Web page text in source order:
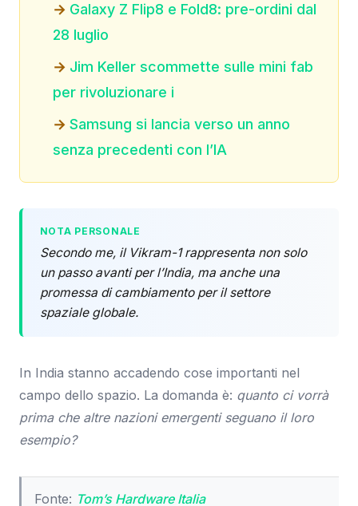
Galaxy Z Flip8 e Fold8: pre-ordini dal
28 luglio
Jim Keller scommette sulle mini fab
per rivoluzionare i
Samsung si lancia verso un anno
senza precedenti con l’IA
NOTA PERSONALE
Secondo me, il Vikram-1 rappresenta non solo
un passo avanti per l’India, ma anche una
promessa di cambiamento per il settore
spaziale globale.
In India stanno accadendo cose importanti nel
campo dello spazio. La domanda è: quanto ci vorrà
prima che altre nazioni emergenti seguano il loro
esempio?
Fonte: Tom’s Hardware Italia